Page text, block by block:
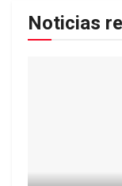
Noticias